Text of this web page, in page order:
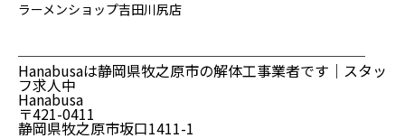
ラーメンショップ吉田川尻店
────────────────────────
Hanabusaは静岡県牧之原市の解体工事業者です｜スタッ
フ求人中
Hanabusa
〒421-0411
静岡県牧之原市坂口1411-1